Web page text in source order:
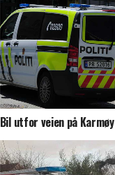
Bil utfor veien på Karmøy